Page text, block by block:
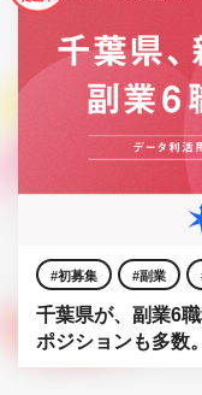
初募集 副業
千葉県が、副業6
ポジションも多数。